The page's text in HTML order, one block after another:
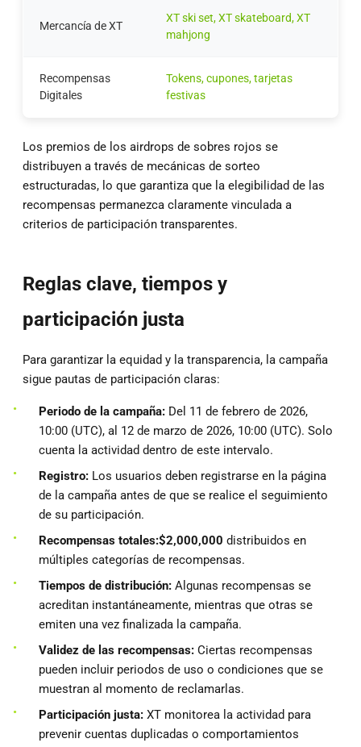
Mercancía de XT
XT ski set, XT skateboard, XT
mahjong
Recompensas
Digitales
Tokens, cupones, tarjetas
festivas
Los premios de los airdrops de sobres rojos se
distribuyen a través de mecánicas de sorteo
estructuradas, lo que garantiza que la elegibilidad de las
recompensas permanezca claramente vinculada a
criterios de participación transparentes.
Reglas clave, tiempos y
participación justa
Para garantizar la equidad y la transparencia, la campaña
sigue pautas de participación claras:
Periodo de la campaña: Del 11 de febrero de 2026,
10:00 (UTC), al 12 de marzo de 2026, 10:00 (UTC). Solo
cuenta la actividad dentro de este intervalo.
Registro: Los usuarios deben registrarse en la página
de la campaña antes de que se realice el seguimiento
de su participación.
Recompensas totales:$2,000,000 distribuidos en
múltiples categorías de recompensas.
Tiempos de distribución: Algunas recompensas se
acreditan instantáneamente, mientras que otras se
emiten una vez finalizada la campaña.
Validez de las recompensas: Ciertas recompensas
pueden incluir periodos de uso o condiciones que se
muestran al momento de reclamarlas.
Participación justa: XT monitorea la actividad para
prevenir cuentas duplicadas o comportamientos